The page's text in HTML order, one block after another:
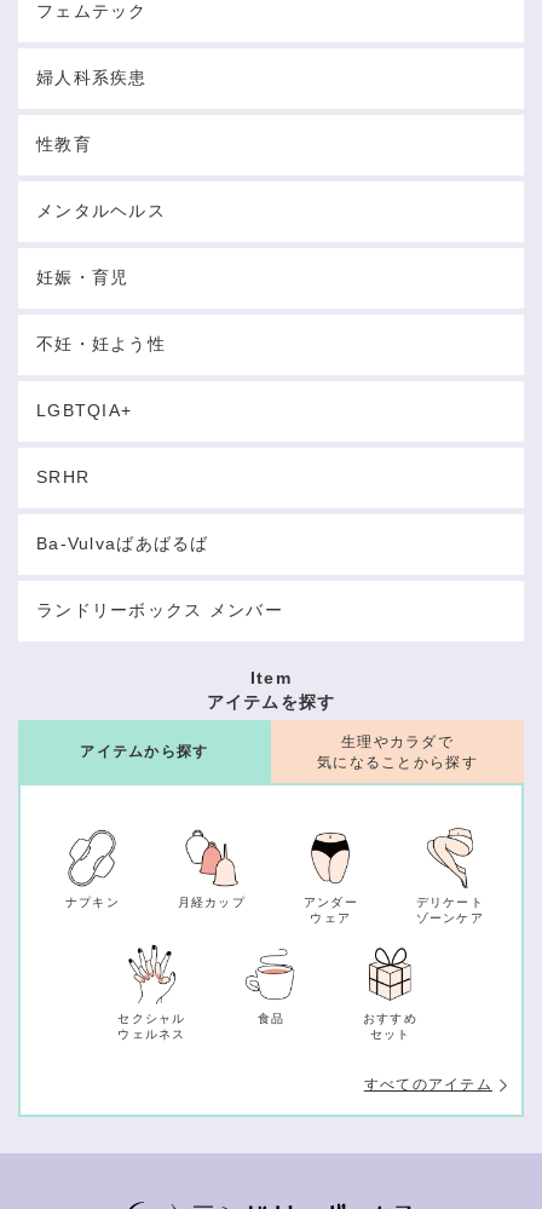
フェムテック
婦人科系疾患
性教育
メンタルヘルス
妊娠・育児
不妊・妊よう性
LGBTQIA+
SRHR
Ba-Vulvaばあばるば
ランドリーボックス メンバー
Item
アイテムを探す
アイテムから探す
ナプキン 月経カップ
アンダー
ウェア
デリケート
ゾーンケア
セクシャル
ウェルネス
食品
おすすめ
セット
すべてのアイテム
生理やカラダで
気になることから探す